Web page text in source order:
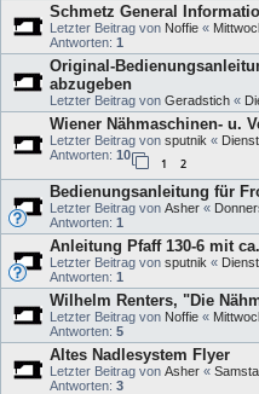
Schmetz General
Letzter Beitrag von Noffie «
Antworten: 1
Original-
abzugeben
Letzter Beitrag von Geradstich «
Wiener Nähmaschinen- u.
Letzter Beitrag von sputnik «
Antworten: 10
1 2
Bedienungsanleitung für
Letzter Beitrag von Asher «
Antworten: 1
Anleitung Pfaff 130-6 mit
Letzter Beitrag von sputnik «
Antworten: 1
Wilhelm Renters, "Die
Letzter Beitrag von Noffie «
Antworten: 5
Altes Nadlesystem Flyer
Letzter Beitrag von Asher «
Antworten: 3